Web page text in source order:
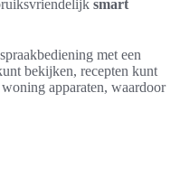
smart
met een
bekijken, recepten kunt
apparaten, waardoor